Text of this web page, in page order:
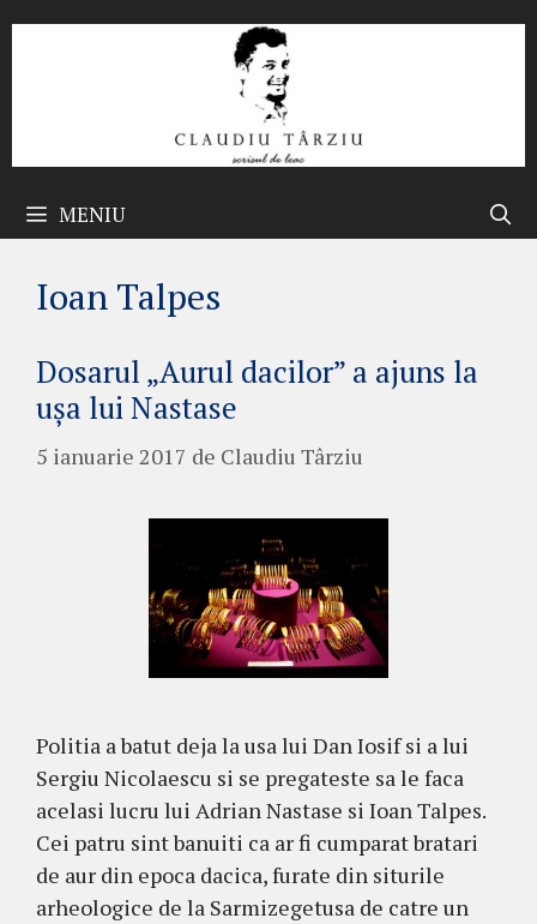
MENIU
Ioan Talpes
Dosarul „Aurul dacilor” a ajuns la
ușa lui Nastase
5 ianuarie 2017 de Claudiu Târziu
Politia a batut deja la usa lui Dan Iosif si a lui
Sergiu Nicolaescu si se pregateste sa le faca
acelasi lucru lui Adrian Nastase si Ioan Talpes.
Cei patru sint banuiti ca ar fi cumparat bratari
de aur din epoca dacica, furate din siturile
arheologice de la Sarmizegetusa de catre un